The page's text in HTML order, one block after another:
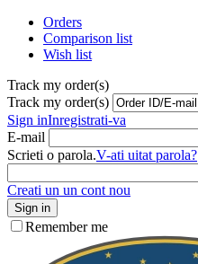
Orders
Comparison list
Wish list
Track my order(s)
Track my order(s)
Sign inInregistrati-va
E-mail
Scrieti o parola.V-ati uitat parola?
Creati un un cont nou
Sign in
Remember me